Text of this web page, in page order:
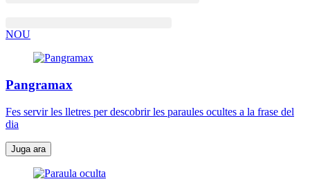
NOU
Pangramax
Fes servir les lletres per descobrir les paraules ocultes a la frase del
dia
Juga ara